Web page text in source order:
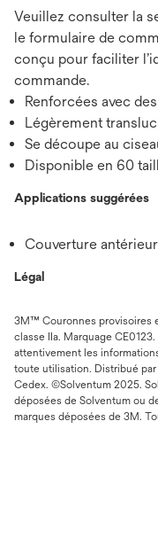
Veuillez consulter la
le formulaire de
conçu pour faciliter
commande.
Renforcées avec
Légèrement
Se découpe au
Disponible en 60
Applications suggérées
Couverture
Légal
3M™ Couronnes provisoires
classe IIa. Marquage
attentivement les
toute utilisation. Distribué
Cedex. ©Solventum 2025.
déposées de Solventum ou
marques déposées de 3M.